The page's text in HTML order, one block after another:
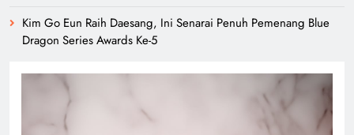
Kim Go Eun Raih Daesang, Ini Senarai Penuh Pemenang Blue
Dragon Series Awards Ke-5